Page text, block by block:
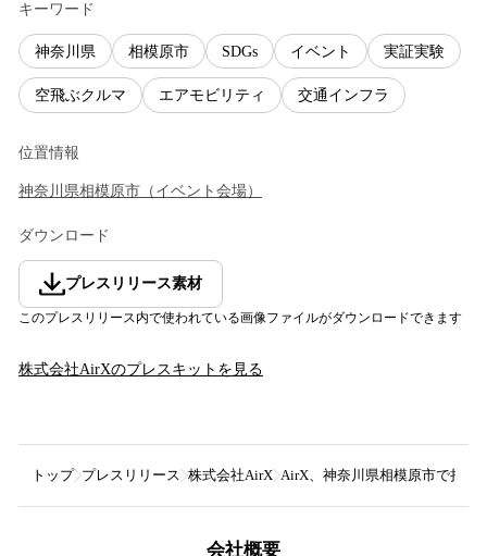
キーワード
神奈川県 相模原市 SDGs イベント 実証実験
空飛ぶクルマ エアモビリティ 交通インフラ
位置情報
神奈川県相模原市 （ イベント会場）
ダウンロード
プレスリリース素材
このプレスリリース内で使われている画像ファイルがダウンロードできます
株式会社AirXのプレスキットを見る
トップ プレスリリース 株式会社AirX AirX、神奈川県相模原市で持続
会社概要